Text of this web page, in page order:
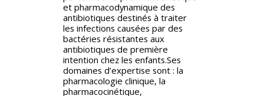
et pharmacodynamique des
antibiotiques destinés à traiter
les infections causées par des
bactéries résistantes aux
antibiotiques de première
intention chez les enfants.Ses
domaines d’expertise sont : la
pharmacologie clinique, la
pharmacocinétique,